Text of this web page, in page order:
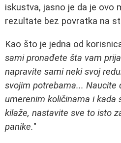
iskustva, jasno je da je ovo
rezultate bez povratka na
Kao što je jedna od
sami pronađete šta vam
napravite sami neki svoj
svojim potrebama... Naucite
umerenim količinama i kada
kilaže, nastavite sve to isto
panike."